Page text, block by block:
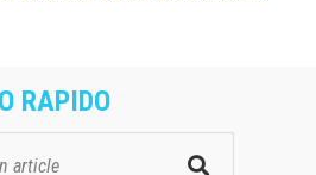
RAPIDO